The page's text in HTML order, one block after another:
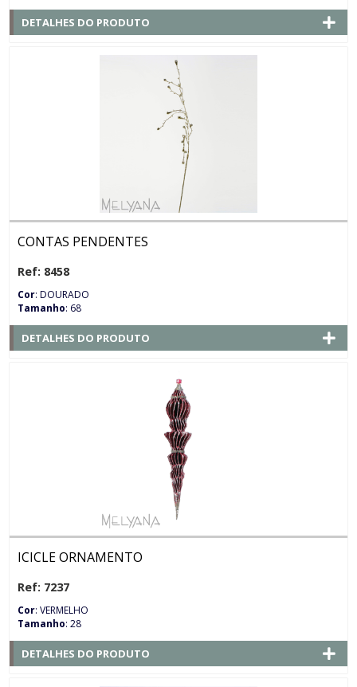
DETALHES DO PRODUTO
CONTAS PENDENTES
Ref: 8458
Cor: DOURADO
Tamanho: 68
DETALHES DO PRODUTO
ICICLE ORNAMENTO
Ref: 7237
Cor: VERMELHO
Tamanho: 28
DETALHES DO PRODUTO